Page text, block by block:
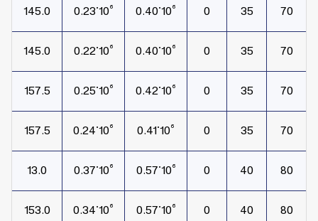
70
35
0
10⁶˙0.40
10⁶˙0.23
145.0
70
35
0
10⁶˙0.40
10⁶˙0.22
145.0
70
35
0
10⁶˙0.42
10⁶˙0.25
157.5
70
35
0
10⁶˙0.41
10⁶˙0.24
157.5
80
40
0
10⁶˙0.57
10⁶˙0.37
13.0
80
40
0
10⁶˙0.57
10⁶˙0.34
153.0